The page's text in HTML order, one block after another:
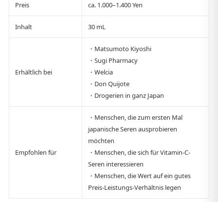
Preis ca. 1.000–1.400 Yen
Inhalt 30 mL
Erhältlich bei
・Matsumoto Kiyoshi
・Sugi Pharmacy
・Welcia
・Don Quijote
・Drogerien in ganz Japan
Empfohlen für
・Menschen, die zum ersten Mal
japanische Seren ausprobieren
möchten
・Menschen, die sich für Vitamin-C-
Seren interessieren
・Menschen, die Wert auf ein gutes
Preis-Leistungs-Verhältnis legen